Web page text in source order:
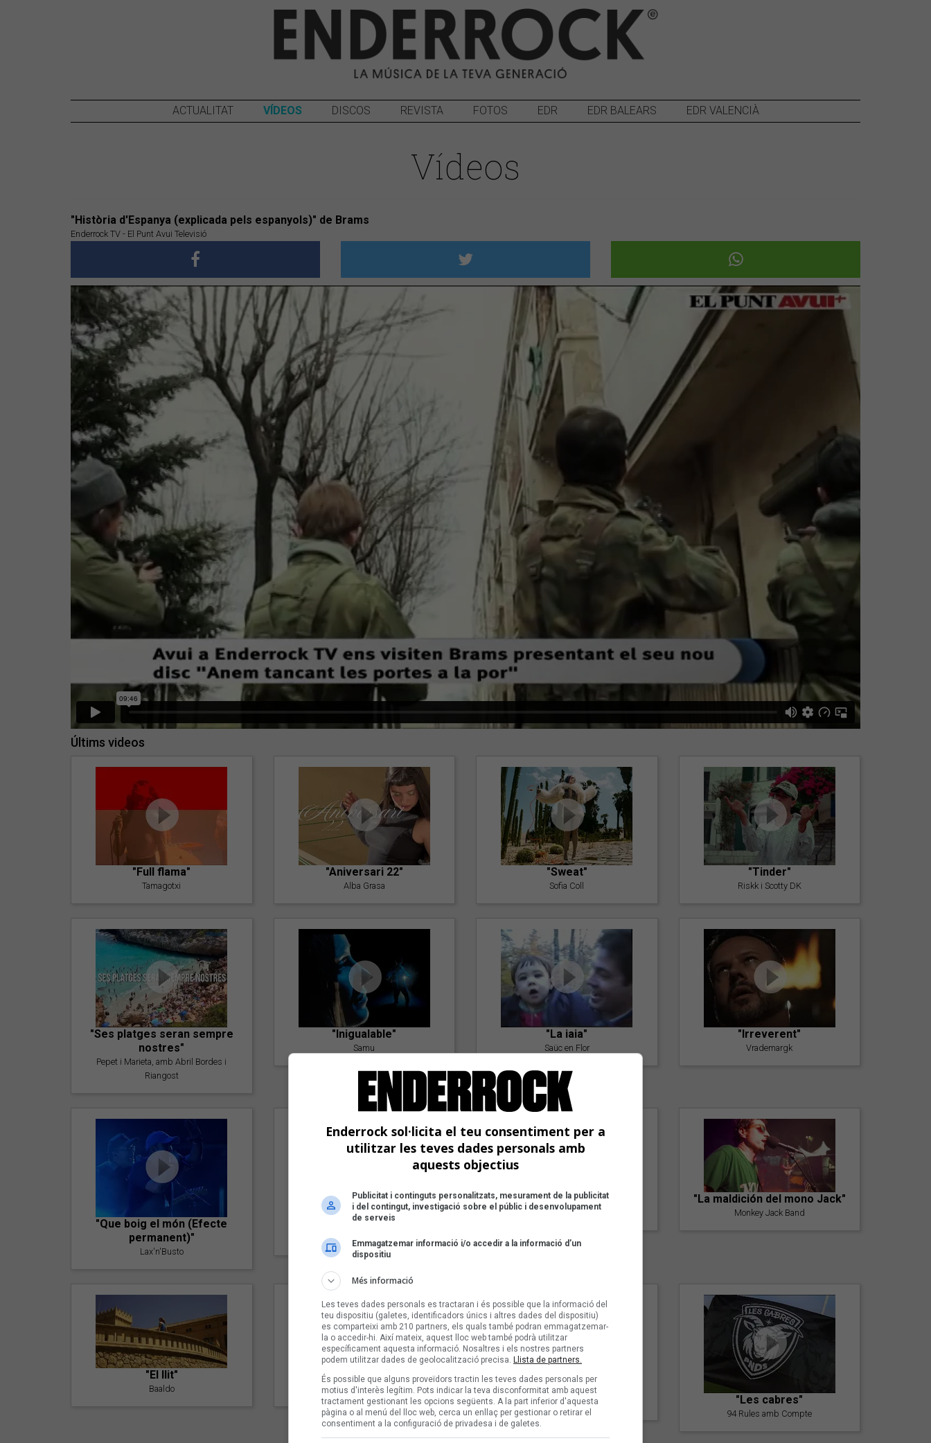
ACTUALITAT VÍDEOS DISCOS REVISTA FOTOS EDR EDR BALEARS EDR VALENCIÀ
Vídeos
"Història d'Espanya (explicada pels espanyols)" de Brams
Enderrock TV - El Punt Avui Televisió
Últims videos
"Full flama"
Tamagotxi
"Aniversari 22"
Alba Grasa
"Sweat"
Sofia Coll
"Tinder"
Riskk i Scotty DK
"Ses platges seran sempre
nostres"
Pepet i Marieta, amb Abril Bordes i
Riangost
"Inigualable"
Samu
"La iaia"
Saüc en Flor
"Irreverent"
Vrademargk
"Que boig el món (Efecte
permanent)"
Lax'n'Busto
"Amb tu"
"Postlude To A Kiss"
Goran Levi
"La maldición del mono Jack"
Monkey Jack Band
"El llit"
Baaldo
"Lo bueno y lo malo"
Carmen y María
"Posidònia"
Pep Álvarez amb Joan Muntaner
(Xanguito)
"Les cabres"
94 Rules amb Compte
Enderrock sol·licita el teu consentiment per a
utilitzar les teves dades personals amb
aquests objectius
Publicitat i continguts personalitzats, mesurament de la publicitat
i del contingut, investigació sobre el públic i desenvolupament
de serveis
Emmagatzemar informació i/o accedir a la informació d’un
dispositiu
Més informació
Les teves dades personals es tractaran i és possible que la informació del
teu dispositiu (galetes, identificadors únics i altres dades del dispositiu)
es comparteixi amb 210 partners, els quals també podran emmagatzemar-
la o accedir-hi. Així mateix, aquest lloc web també podrà utilitzar
específicament aquesta informació. Nosaltres i els nostres partners
podem utilitzar dades de geolocalització precisa. Llista de partners.
És possible que alguns proveïdors tractin les teves dades personals per
motius d'interès legítim. Pots indicar la teva disconformitat amb aquest
tractament gestionant les opcions següents. A la part inferior d'aquesta
pàgina o al menú del lloc web, cerca un enllaç per gestionar o retirar el
consentiment a la configuració de privadesa i de galetes.